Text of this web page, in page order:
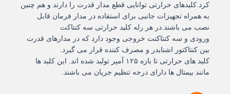
کرد.کلیدهای حرارتی توانایی قطع مدار قدرت را دارند و هم چنین
به همراه تجهیزات جانبی برای استفاده در مدار فرمان قابل
نصب می باشند.در هر رله کلید حرارتی سه کنتاکت
ورودی و سه کنتاکنت خروجی وجود دارد که در مدارهای قدرت
بین کنتاکتور اشنایدر و مصرف کننده قرار می گیرد.
کلید های حرارتی تا بازه ۱۲۵ آمپر تولید شده اند. این کلید ها
مانند بیمتال ها دارای درجه تنظیم جریان می باشند.